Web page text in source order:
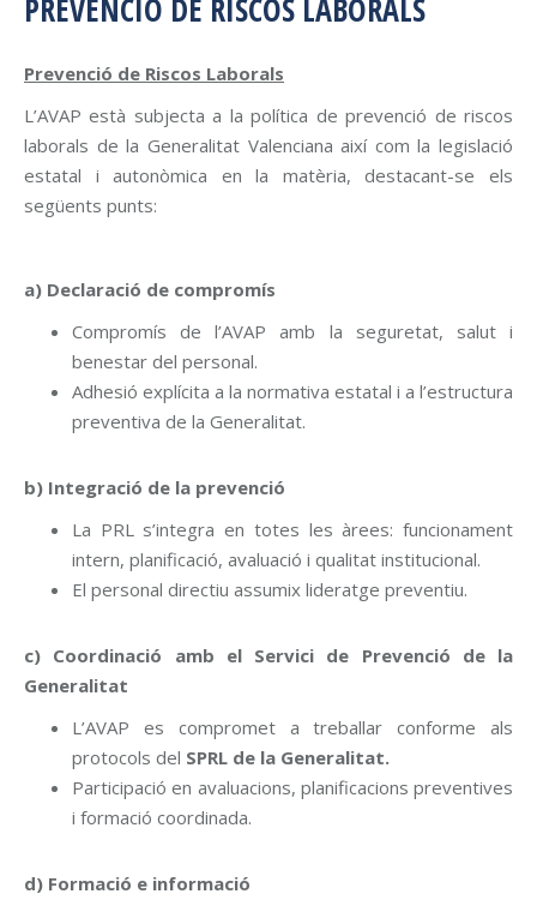
PREVENCIÓ DE RISCOS LABORALS
Prevenció de Riscos Laborals
L’AVAP està subjecta a la política de prevenció de riscos
laborals de la Generalitat Valenciana així com la legislació
estatal i autonòmica en la matèria, destacant-se els
següents punts:
a) Declaració de compromís
Compromís de l’AVAP amb la seguretat, salut i
benestar del personal.
Adhesió explícita a la normativa estatal i a l’estructura
preventiva de la Generalitat.
b) Integració de la prevenció
La PRL s’integra en totes les àrees: funcionament
intern, planificació, avaluació i qualitat institucional.
El personal directiu assumix lideratge preventiu.
c) Coordinació amb el Servici de Prevenció de la
Generalitat
L’AVAP es compromet a treballar conforme als
protocols del SPRL de la Generalitat.
Participació en avaluacions, planificacions preventives
i formació coordinada.
d) Formació e informació